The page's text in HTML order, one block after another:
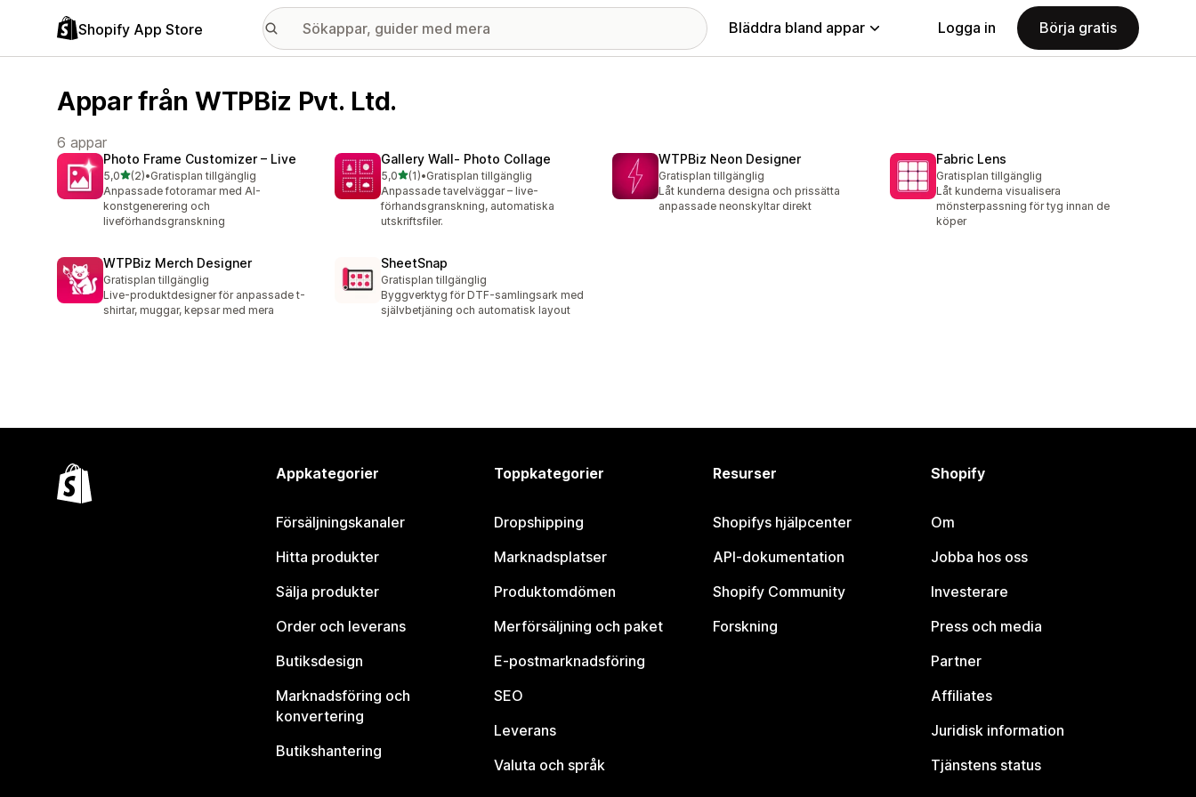
Shopify App Store Bläddra bland appar Logga in Börja gratis
Appar från WTPBiz Pvt. Ltd.
6 appar
Photo Frame Customizer – Live
5,0av 5 stjärnor
(2)
2 recensioner totalt
•Gratisplan tillgänglig
Anpassade fotoramar med AI-
konstgenerering och
liveförhandsgranskning
Gallery Wall‑ Photo Collage
5,0av 5 stjärnor
(1)
1 recensioner totalt
•Gratisplan tillgänglig
Anpassade tavelväggar – live-
förhandsgranskning, automatiska
utskriftsfiler.
WTPBiz Neon Designer
Gratisplan tillgänglig
Låt kunderna designa och prissätta
anpassade neonskyltar direkt
Fabric Lens
Gratisplan tillgänglig
Låt kunderna visualisera
mönsterpassning för tyg innan de
köper
WTPBiz Merch Designer
Gratisplan tillgänglig
Live-produktdesigner för anpassade t-
shirtar, muggar, kepsar med mera
SheetSnap
Gratisplan tillgänglig
Byggverktyg för DTF-samlingsark med
självbetjäning och automatisk layout
Appkategorier
Försäljningskanaler
Hitta produkter
Sälja produkter
Order och leverans
Butiksdesign
Marknadsföring och
konvertering
Butikshantering
Toppkategorier
Dropshipping
Marknadsplatser
Produktomdömen
Merförsäljning och paket
E-postmarknadsföring
SEO
Leverans
Valuta och språk
Resurser
Shopifys hjälpcenter
API-dokumentation
Shopify Community
Forskning
Shopify
Om
Jobba hos oss
Investerare
Press och media
Partner
Affiliates
Juridisk information
Tjänstens status